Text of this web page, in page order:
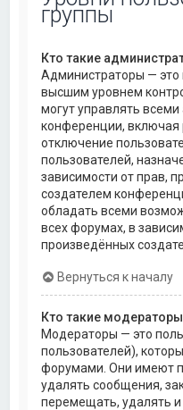
группы
Кто такие
Администраторы — это
высшим уровнем
могут управлять
конференции, включая
отключение
пользователей,
зависимости от прав,
создателем
обладать всеми
всех форумах, в
произведённых
Вернуться к началу
Кто такие
Модераторы — это
пользователей),
форумами. Они имеют
удалять сообщения,
перемещать, удалять